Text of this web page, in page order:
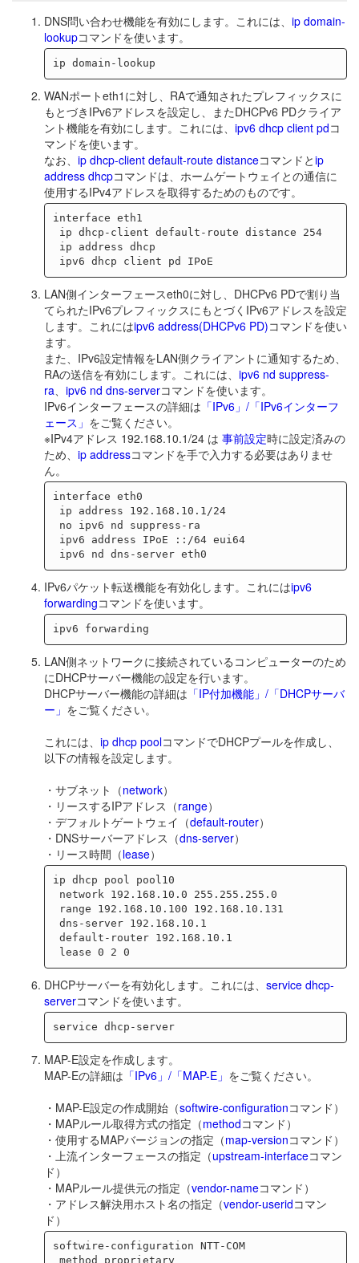
DNS問い合わせ機能を有効にします。これには、 ip domain-
lookupコマンドを使います。
WANポートeth1に対し、RAで通知されたプレフィックスに
もとづきIPv6アドレスを設定し、またDHCPv6 PDクライア
ント機能を有効にします。これには、 ipv6 dhcp client pdコ
マンドを使います。
なお、 ip dhcp-client default-route distanceコマンドとip
address dhcpコマンドは、ホームゲートウェイとの通信に
使用するIPv4アドレスを取得するためのものです。
interface eth1
LAN側インターフェースeth0に対し、DHCPv6 PDで割り当
てられたIPv6プレフィックスにもとづくIPv6アドレスを設定
します。これにはipv6 address(DHCPv6 PD)コマンドを使い
ます。
また、IPv6設定情報をLAN側クライアントに通知するため、
RAの送信を有効にします。これには、 ipv6 nd suppress-
ra
ipv6 nd dns-serverコマンドを使います。
IPv6インターフェースの詳細は 「IPv6」/「IPv6インターフ
ェース」 をご覧ください。
※IPv4アドレス 192.168.10.1/24 は 事前設定時に設定済みの
ため、 ip addressコマンドを手で入力する必要はありませ
ん。
interface eth0
IPv6パケット転送機能を有効化します。これにはipv6
forwardingコマンドを使います。
LAN側ネットワークに接続されているコンピューターのため
にDHCPサーバー機能の設定を行います。
DHCPサーバー機能の詳細は 「IP付加機能」/「DHCPサーバ
ー」 をご覧ください。
これには、 ip dhcp poolコマンドでDHCPプールを作成し、
以下の情報を設定します。
・サブネット（network）
・リースするIPアドレス（range）
・デフォルトゲートウェイ（default-router）
・DNSサーバーアドレス（dns-server）
・リース時間（lease）
ip dhcp pool pool10
DHCPサーバーを有効化します。これには、 service dhcp-
serverコマンドを使います。
service dhcp-server
MAP-E設定を作成します。
MAP-Eの詳細は 「IPv6」/「MAP-E」 をご覧ください。
・MAP-E設定の作成開始（softwire-configurationコマンド）
・MAPルール取得方式の指定（methodコマンド）
・使用するMAPバージョンの指定（map-versionコマンド）
・上流インターフェースの指定（upstream-interfaceコマン
ド）
・MAPルール提供元の指定（vendor-nameコマンド）
・アドレス解決用ホスト名の指定（vendor-useridコマン
ド）
softwire-configuration NTT-COM